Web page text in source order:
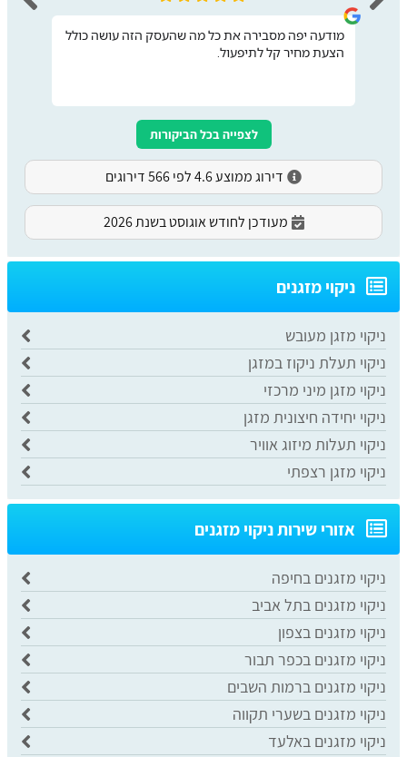
מודעה יפה מסבירה את כל מה שהעסק הזה עושה כולל
הצעת מחיר קל לתיפעול.
לצפייה בכל הביקורות
דירוג ממוצע 4.6 לפי 566 דירוגים
מעודכן לחודש אוגוסט בשנת 2026
ניקוי מזגנים
ניקוי מזגן מעובש
ניקוי תעלת ניקוז במזגן
ניקוי מזגן מיני מרכזי
ניקוי יחידה חיצונית מזגן
ניקוי תעלות מיזוג אוויר
ניקוי מזגן רצפתי
אזורי שירות ניקוי מזגנים
ניקוי מזגנים בחיפה
ניקוי מזגנים בתל אביב
ניקוי מזגנים בצפון
ניקוי מזגנים בכפר תבור
ניקוי מזגנים ברמות השבים
ניקוי מזגנים בשערי תקווה
ניקוי מזגנים באלעד